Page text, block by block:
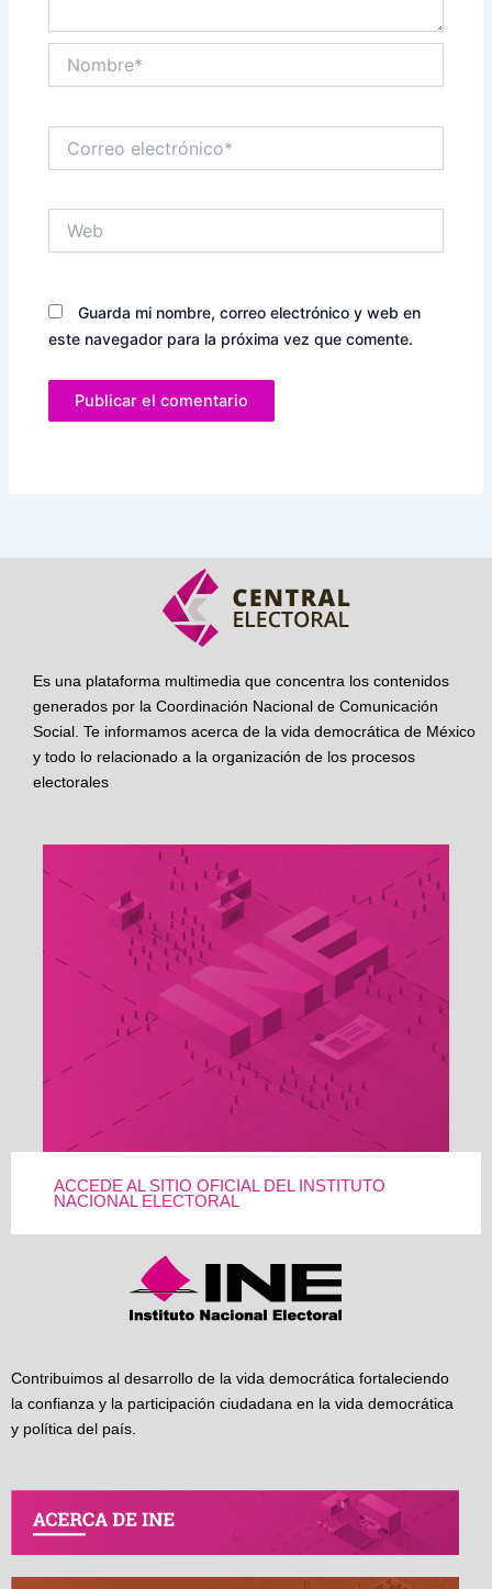
electrónico*
Guarda mi nombre, correo electrónico y web en
este navegador para la próxima vez que comente.
Es una plataforma multimedia que concentra los contenidos
generados por la Coordinación Nacional de Comunicación
Social. Te informamos acerca de la vida democrática de México
y todo lo relacionado a la organización de los procesos
electorales
ACCEDE AL SITIO OFICIAL DEL INSTITUTO
NACIONAL ELECTORAL
Contribuimos al desarrollo de la vida democrática fortaleciendo
la confianza y la participación ciudadana en la vida democrática
y política del país.